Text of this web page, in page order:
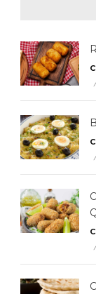
/
/
/